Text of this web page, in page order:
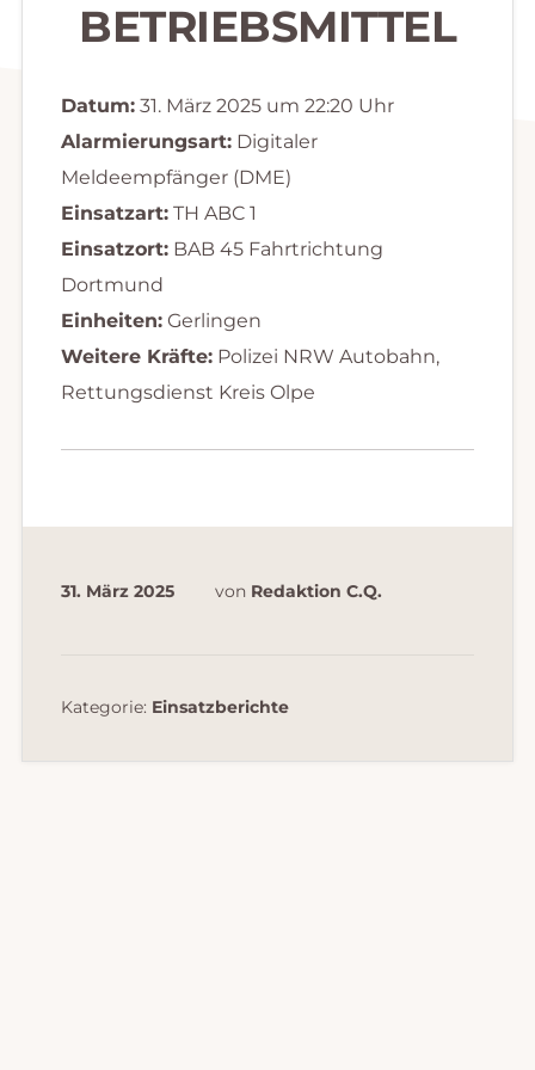
BETRIEBSMITTEL
Datum:31. März 2025 um 22:20 Uhr
Alarmierungsart:Digitaler
Meldeempfänger (DME)
Einsatzart:TH ABC 1
Einsatzort:BAB 45 Fahrtrichtung
Dortmund
Einheiten:Gerlingen
Weitere Kräfte:Polizei NRW Autobahn,
Rettungsdienst Kreis Olpe
31. März 2025 von Redaktion C.Q.
Kategorie: Einsatzberichte